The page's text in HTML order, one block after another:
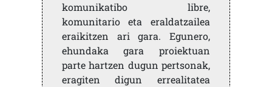
komunikatibo libre,
komunitario eta eraldatzailea
eraikitzen ari gara. Egunero,
ehundaka gara proiektuan
parte hartzen dugun pertsonak,
eragiten digun errealitatea